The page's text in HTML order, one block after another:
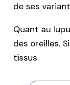
de ses
Quant au
des oreilles.
tissus.